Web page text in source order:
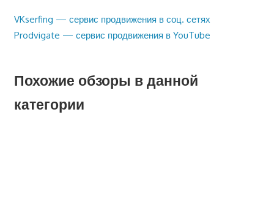
Навигация
Предыдущая
запись:
VKserfing — сервис продвижения в соц. сетях
Следующая
Prodvigate — сервис продвижения в YouTube
Похожие обзоры в данной
категории